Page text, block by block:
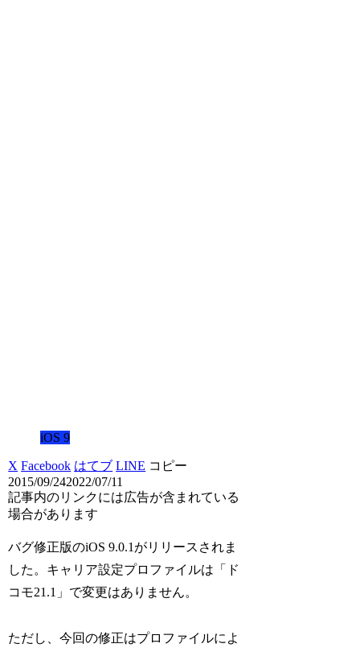
iOS 9
X Facebook はてブ LINE コピー
2015/09/242022/07/11
記事内のリンクには広告が含まれている
場合があります
バグ修正版のiOS 9.0.1がリリースされま
した。キャリア設定プロファイルは「ド
コモ21.1」で変更はありません。
ただし、今回の修正はプロファイルによ